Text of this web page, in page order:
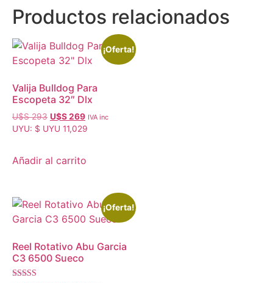
Productos relacionados
¡Oferta!
Valija Bulldog Para
Escopeta 32″ Dlx
U$S293 U$S269 IVA inc
UYU: $ UYU 11,029
Añadir al carrito
¡Oferta!
Reel Rotativo Abu Garcia
C3 6500 Sueco